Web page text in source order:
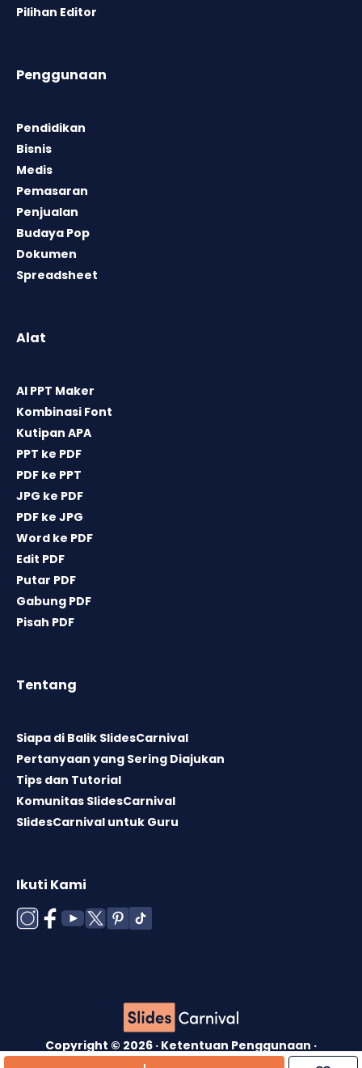
Pilihan Editor
Penggunaan
Pendidikan
Bisnis
Medis
Pemasaran
Penjualan
Budaya Pop
Dokumen
Spreadsheet
Alat
AI PPT Maker
Kombinasi Font
Kutipan APA
PPT ke PDF
PDF ke PPT
JPG ke PDF
PDF ke JPG
Word ke PDF
Edit PDF
Putar PDF
Gabung PDF
Pisah PDF
Tentang
Siapa di Balik SlidesCarnival
Pertanyaan yang Sering Diajukan
Tips dan Tutorial
Komunitas SlidesCarnival
SlidesCarnival untuk Guru
Ikuti Kami
Copyright © 2026 · Ketentuan Penggunaan ·
· Kebijakan